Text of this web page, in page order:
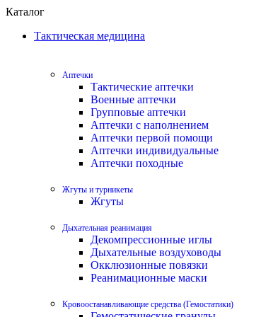
Каталог
Тактическая медицина
Аптечки
Тактические аптечки
Военные аптечки
Групповые аптечки
Аптечки с наполнением
Аптечки первой помощи
Аптечки индивидуальные
Аптечки походные
Жгуты и турникеты
Жгуты
Дыхательная реанимация
Декомпрессионные иглы
Дыхательные воздуховоды
Окклюзионные повязки
Реанимационные маски
Кровоостанавливающие средства (Гемостатики)